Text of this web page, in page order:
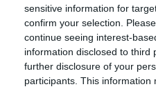
sensitive information for
confirm your selection.
continue seeing interest-
information disclosed to third
further disclosure of your
participants. This